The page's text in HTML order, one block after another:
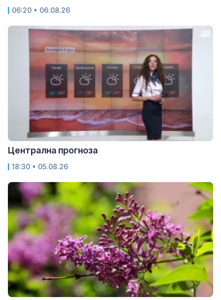
06:20 • 06.08.26
Централна прогноза
18:30 • 05.08.26